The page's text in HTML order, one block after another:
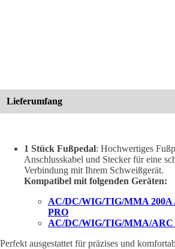
Lieferumfang
1 Stück Fußpedal: Hochwertiges
Anschlusskabel und Stecker für eine
Verbindung mit Ihrem Schweißgerät.
Kompatibel mit folgenden Geräten:
AC/DC/WIG/TIG/MMA 200A
PRO
AC/DC/WIG/TIG/MMA/ARC
Perfekt ausgestattet für präzises und